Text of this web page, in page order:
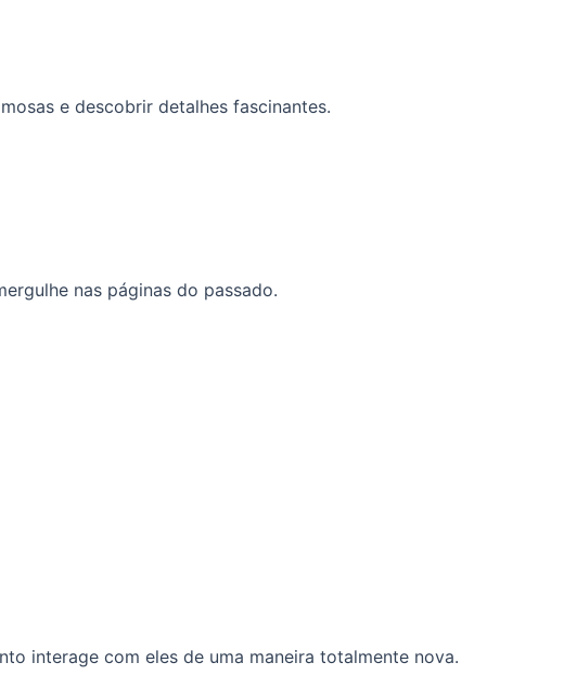
e descobrir detalhes fascinantes.
nas páginas do passado.
interage com eles de uma maneira totalmente nova.